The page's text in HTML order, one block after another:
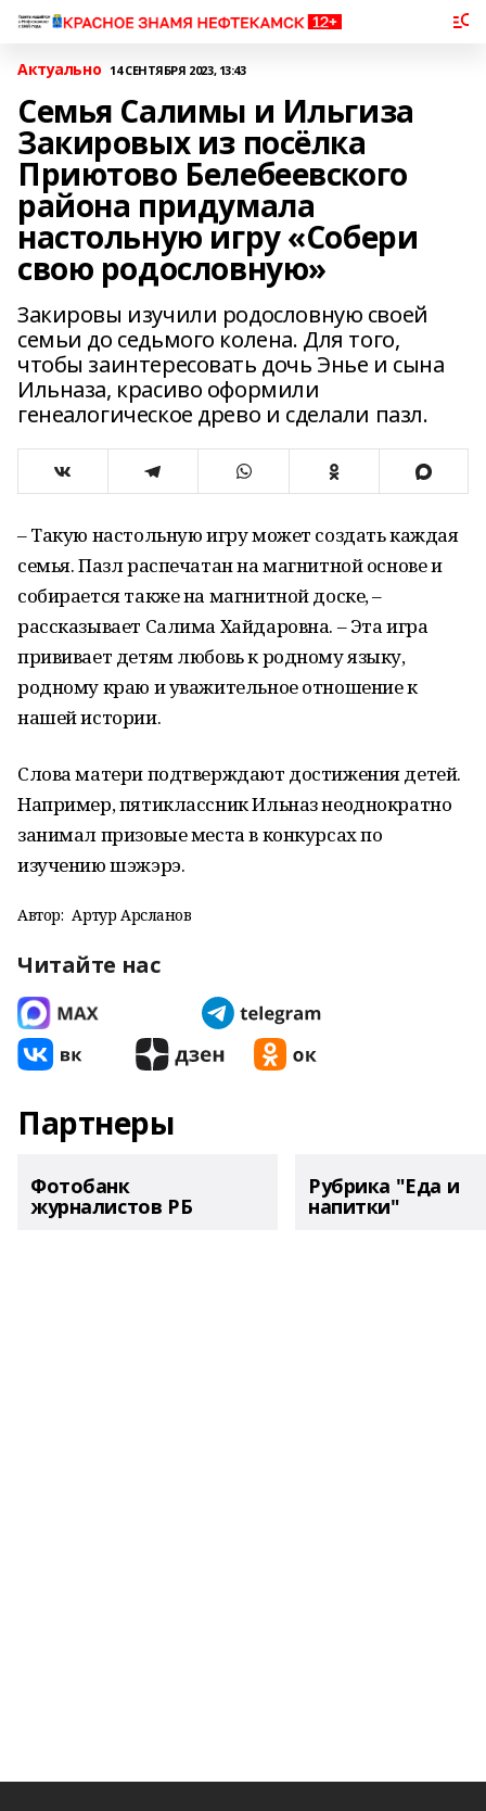
Актуально 14 СЕНТЯБРЯ 2023, 13:43
Семья Салимы и Ильгиза
Закировых из посёлка
Приютово Белебеевского
района придумала
настольную игру «Собери
свою родословную»
Закировы изучили родословную своей
семьи до седьмого колена. Для того,
чтобы заинтересовать дочь Энье и сына
Ильназа, красиво оформили
генеалогическое древо и сделали пазл.
– Такую настольную игру может создать каждая
семья. Пазл распечатан на магнитной основе и
собирается также на магнитной доске, –
рассказывает Салима Хайдаровна. – Эта игра
прививает детям любовь к родному языку,
родному краю и уважительное отношение к
нашей истории.
Слова матери подтверждают достижения детей.
Например, пятиклассник Ильназ неоднократно
занимал призовые места в конкурсах по
изучению шэжэрэ.
Автор: Артур Арсланов
Читайте нас
Партнеры
Фотобанк
журналистов РБ
Рубрика "Еда и
напитки"